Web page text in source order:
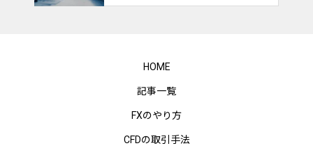
HOME
記事一覧
FXのやり方
CFDの取引手法